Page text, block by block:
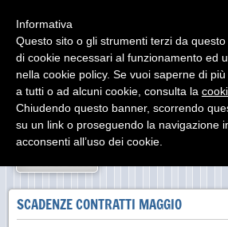
SCADENZE CONTRATTI MAGGIO
Informativa
Questo sito o gli strumenti terzi da
di cookie necessari al funzionamento ed
nella cookie policy. Se vuoi saperne di
a tutti o ad alcuni cookie, consulta la
Chiudendo questo banner, scorrendo
su un link o proseguendo la navigazione
acconsenti all’uso dei cookie.